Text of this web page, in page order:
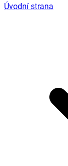
Úvodní strana